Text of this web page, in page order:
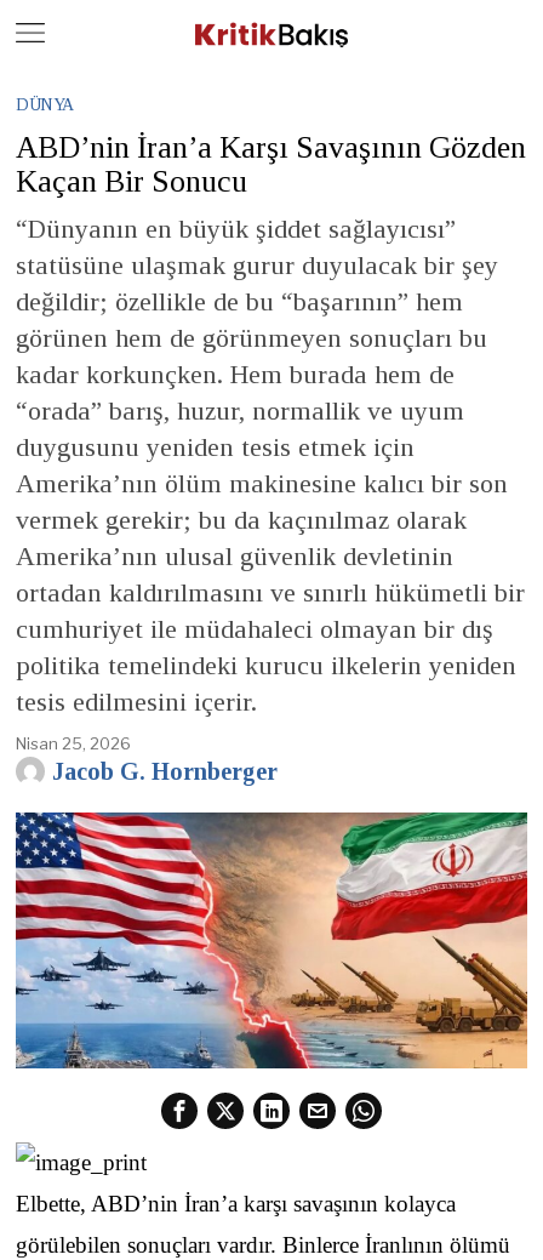
DÜNYA
ABD’nin İran’a Karşı Savaşının Gözden
Kaçan Bir Sonucu
“Dünyanın en büyük şiddet sağlayıcısı”
statüsüne ulaşmak gurur duyulacak bir şey
değildir; özellikle de bu “başarının” hem
görünen hem de görünmeyen sonuçları bu
kadar korkunçken. Hem burada hem de
“orada” barış, huzur, normallik ve uyum
duygusunu yeniden tesis etmek için
Amerika’nın ölüm makinesine kalıcı bir son
vermek gerekir; bu da kaçınılmaz olarak
Amerika’nın ulusal güvenlik devletinin
ortadan kaldırılmasını ve sınırlı hükümetli bir
cumhuriyet ile müdahaleci olmayan bir dış
politika temelindeki kurucu ilkelerin yeniden
tesis edilmesini içerir.
Nisan 25, 2026
Jacob G. Hornberger
Elbette, ABD’nin İran’a karşı savaşının kolayca
görülebilen sonuçları vardır. Binlerce İranlının ölümü